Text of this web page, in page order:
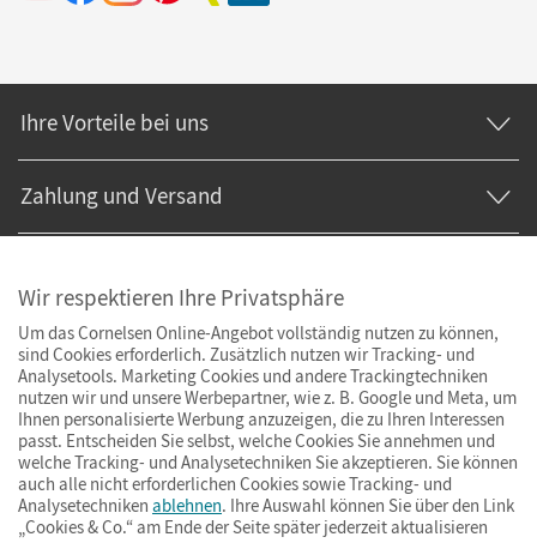
Ihre Vorteile bei uns
Zahlung und Versand
Wir respektieren Ihre Privatsphäre
Um das Cornelsen Online-Angebot vollständig nutzen zu können,
sind Cookies erforderlich. Zusätzlich nutzen wir Tracking- und
Analysetools. Marketing Cookies und andere Trackingtechniken
nutzen wir und unsere Werbepartner, wie z. B. Google und Meta, um
Ihnen personalisierte Werbung anzuzeigen, die zu Ihren Interessen
passt. Entscheiden Sie selbst, welche Cookies Sie annehmen und
welche Tracking- und Analysetechniken Sie akzeptieren. Sie können
auch alle nicht erforderlichen Cookies sowie Tracking- und
Analysetechniken ablehnen. Ihre Auswahl können Sie über den Link
„Cookies & Co.“ am Ende der Seite später jederzeit aktualisieren